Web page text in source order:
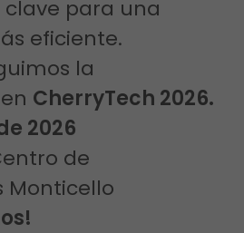
para una
eficiente.
la
CherryTech 2026.
2026
de
Monticello